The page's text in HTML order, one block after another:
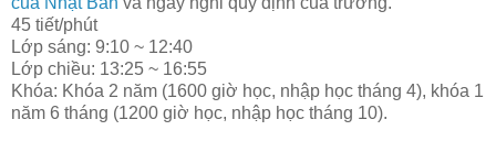
45 tiết/phút
Lớp sáng: 9:10 ~ 12:40
Lớp chiều: 13:25 ~ 16:55
Khóa: Khóa 2 năm (1600 giờ học, nhập học tháng 4), khóa 1
năm 6 tháng (1200 giờ học, nhập học tháng 10).